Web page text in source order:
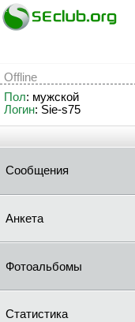
Offline
Пол: мужской
Логин: Sie-s75
Сообщения
Анкета
Фотоальбомы
Статистика